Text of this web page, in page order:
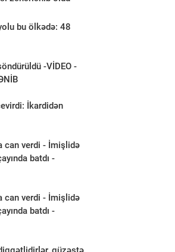
bu ölkədə: 48
-VİDEO -
İkardidən
can verdi - İmişlidə
batdı -
can verdi - İmişlidə
batdı -